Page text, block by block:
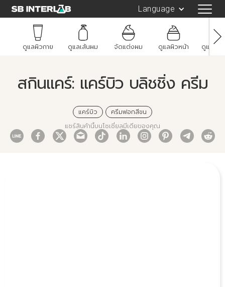
Language
ดูแลผิวกาย ดูแลเส้นผม จัดแต่งผม ดูแลผิวหน้า ดูแลช่อ
สกินแคร์: แคร์บิว บลิชชิ่ง ครีม
แคร์บิว ครีมฟอกสีขน
แชร์สินค้านี้บนโซเชี่ยลมีเดียของคุณ